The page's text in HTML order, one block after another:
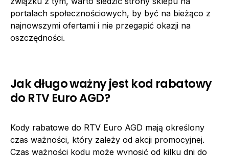
portalach społecznościowych, by być na bieżąco z
najnowszymi ofertami i nie przegapić okazji na
oszczędności.
Jak długo ważny jest kod rabatowy
do RTV Euro AGD?
Kody rabatowe do RTV Euro AGD mają określony
czas ważności, który zależy od akcji promocyjnej.
Czas ważności kodu może wynosić od kilku dni do